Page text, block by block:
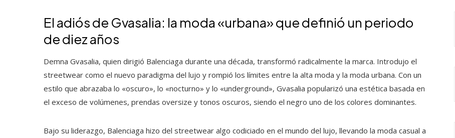
El adiós de Gvasalia: la moda «urbana» que definió un periodo
de diez años
Demna Gvasalia, quien dirigió Balenciaga durante una década, transformó radicalmente la marca. Introdujo el
streetwear como el nuevo paradigma del lujo y rompió los límites entre la alta moda y la moda urbana. Con un
estilo que abrazaba lo «oscuro», lo «nocturno» y lo «underground», Gvasalia popularizó una estética basada en
el exceso de volúmenes, prendas oversize y tonos oscuros, siendo el negro uno de los colores dominantes.
Bajo su liderazgo, Balenciaga hizo del streetwear algo codiciado en el mundo del lujo, llevando la moda casual a